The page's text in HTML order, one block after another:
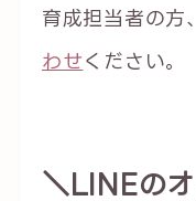
育成担当者の方
わせ ください。
＼LINEの